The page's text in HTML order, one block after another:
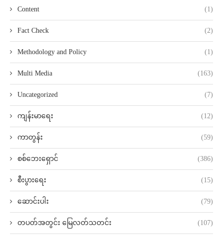
Content (1)
Fact Check (2)
Methodology and Policy (1)
Multi Media (163)
Uncategorized (7)
ကျန်းမာရေး (12)
ကာတွန်း (59)
စစ်ဘေးရှောင် (386)
စီးပွားရေး (15)
ဆောင်းပါး (79)
တပတ်အတွင်း မြေလတ်သတင်း (107)